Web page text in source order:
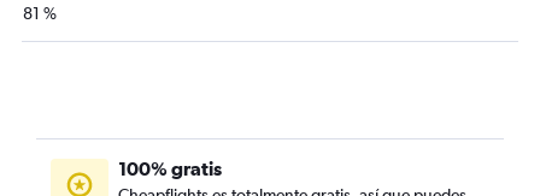
81 %
100% gratis